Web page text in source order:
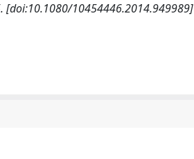
[doi:10.1080/10454446.2014.949989]